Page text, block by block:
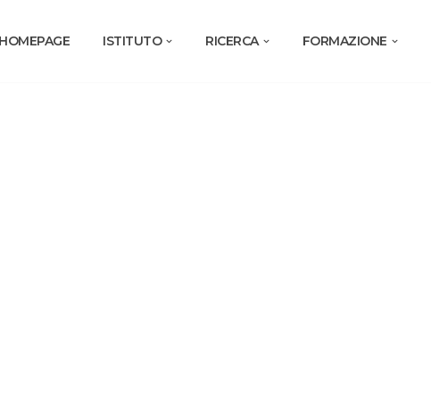
HOMEPAGE ISTITUTO RICERCA FORMAZIONE